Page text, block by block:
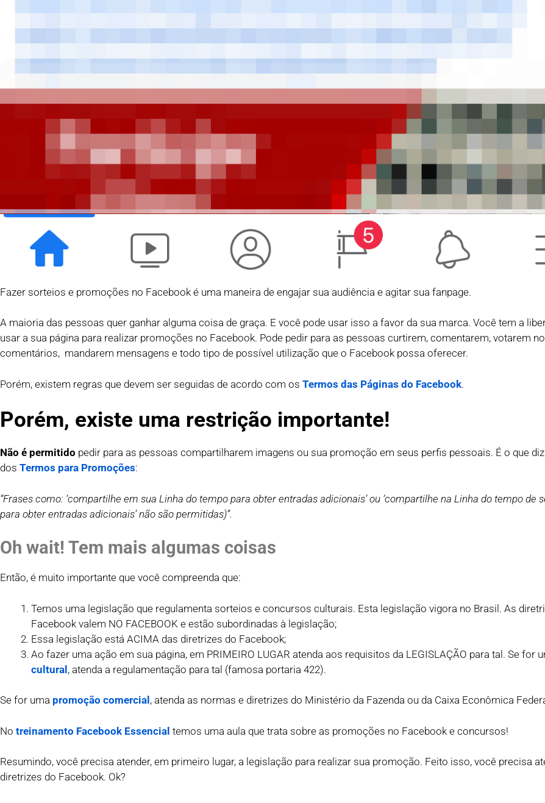
Fazer sorteios e promoções no Facebook é uma maneira de engajar sua audiência e agitar sua fanpage.
A maioria das pessoas quer ganhar alguma coisa de graça. E você pode usar isso a favor da sua marca. Você tem a
usar a sua página para realizar promoções no Facebook. Pode pedir para as pessoas curtirem, comentarem, votarem
comentários, mandarem mensagens e todo tipo de possível utilização que o Facebook possa oferecer.
Porém, existem regras que devem ser seguidas de acordo com os Termos das Páginas do Facebook.
Porém, existe uma restrição importante!
Não é permitido pedir para as pessoas compartilharem imagens ou sua promoção em seus perfis pessoais. É o que
dos Termos para Promoções:
“Frases como: ‘compartilhe em sua Linha do tempo para obter entradas adicionais’ ou ‘compartilhe na Linha do tempo de
para obter entradas adicionais’ não são permitidas)”.
Oh wait! Tem mais algumas coisas
Então, é muito importante que você compreenda que:
Temos uma legislação que regulamenta sorteios e concursos culturais. Esta legislação vigora no Brasil. As
Facebook valem NO FACEBOOK e estão subordinadas à legislação;
Essa legislação está ACIMA das diretrizes do Facebook;
Ao fazer uma ação em sua página, em PRIMEIRO LUGAR atenda aos requisitos da LEGISLAÇÃO para tal. Se for
cultural, atenda a regulamentação para tal (famosa portaria 422).
Se for uma promoção comercial , atenda as normas e diretrizes do Ministério da Fazenda ou da Caixa Econômica
No treinamento Facebook Essencial temos uma aula que trata sobre as promoções no Facebook e concursos!
Resumindo, você precisa atender, em primeiro lugar, a legislação para realizar sua promoção. Feito isso, você precisa
diretrizes do Facebook. Ok?